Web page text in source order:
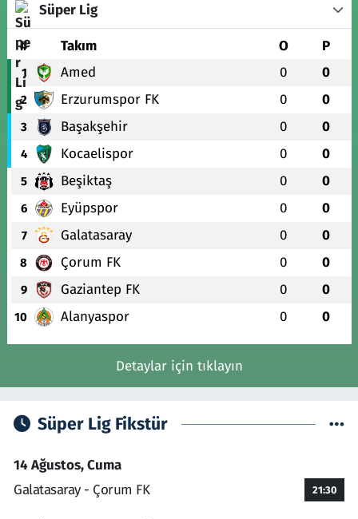
Süper Lig
# Takım O P
1 Amed 0 0
2 Erzurumspor FK 0 0
3 Başakşehir 0 0
4 Kocaelispor 0 0
5 Beşiktaş 0 0
6 Eyüpspor 0 0
7 Galatasaray 0 0
8 Çorum FK 0 0
9 Gaziantep FK 0 0
10 Alanyaspor 0 0
Detaylar için tıklayın
Süper Lig Fikstür
14 Ağustos, Cuma
Galatasaray - Çorum FK
21:30